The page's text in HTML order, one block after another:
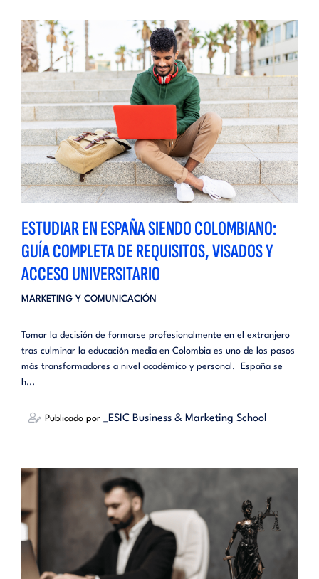
ESTUDIAR EN ESPAÑA SIENDO COLOMBIANO:
GUÍA COMPLETA DE REQUISITOS, VISADOS Y
ACCESO UNIVERSITARIO
MARKETING Y COMUNICACIÓN
Tomar la decisión de formarse profesionalmente en el extranjero
tras culminar la educación media en Colombia es uno de los pasos
más transformadores a nivel académico y personal. España se
h...
Publicado por _ESIC Business & Marketing School